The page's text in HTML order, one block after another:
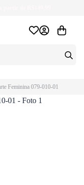
Feminina 079-010-01